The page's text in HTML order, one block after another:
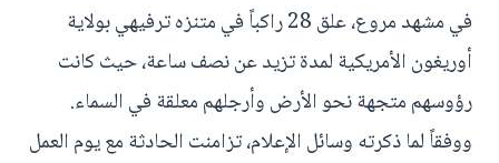
في مشهد مروع، علق 28 راكباً في متنزه ترفيهي بولاية
أوريغون الأمريكية لمدة تزيد عن نصف ساعة، حيث كانت
رؤوسهم متجهة نحو الأرض وأرجلهم معلقة في السماء.
ووفقاً لما ذكرته وسائل الإعلام، تزامنت الحادثة مع يوم العمل